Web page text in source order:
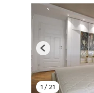
1 / 21
Previous